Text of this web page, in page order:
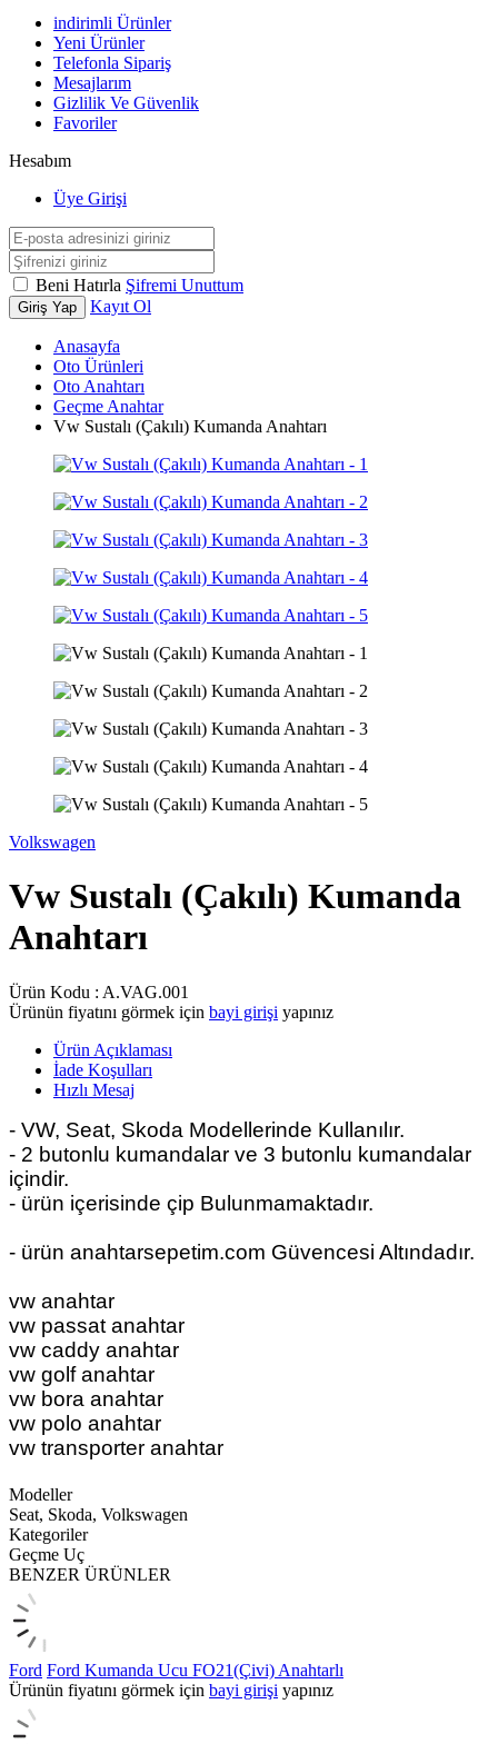
indirimli Ürünler
Yeni Ürünler
Telefonla Sipariş
Mesajlarım
Gizlilik Ve Güvenlik
Favoriler
Hesabım
Üye Girişi
Beni Hatırla Şifremi Unuttum
Giriş Yap Kayıt Ol
Anasayfa
Oto Ürünleri
Oto Anahtarı
Geçme Anahtar
Vw Sustalı (Çakılı) Kumanda Anahtarı
Volkswagen
Vw Sustalı (Çakılı) Kumanda
Anahtarı
Ürün Kodu : A.VAG.001
Ürünün fiyatını görmek için bayi girişi yapınız
Ürün Açıklaması
İade Koşulları
Hızlı Mesaj
- VW, Seat, Skoda Modellerinde Kullanılır.
- 2 butonlu kumandalar ve 3 butonlu kumandalar
içindir.
- ürün içerisinde çip Bulunmamaktadır.
- ürün anahtarsepetim.com Güvencesi Altındadır.
vw anahtar
vw passat anahtar
vw caddy anahtar
vw golf anahtar
vw bora anahtar
vw polo anahtar
vw transporter anahtar
Modeller
Seat, Skoda, Volkswagen
Kategoriler
Geçme Uç
BENZER ÜRÜNLER
Ford Ford Kumanda Ucu FO21(Çivi) Anahtarlı
Ürünün fiyatını görmek için bayi girişi yapınız